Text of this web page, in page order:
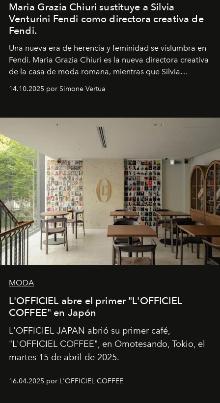
Maria Grazia Chiuri sustituye a Silvia
Venturini Fendi como directora creativa de
Fendi.
Una nueva era de herencia y feminidad se vislumbra en
Fendi. Maria Grazia Chiuri es la nueva directora creativa
de la casa de moda romana, mientras que Silvia
14.10.2025 por Simone Vertua
MODA
L'OFFICIEL abre el primer "L'OFFICIEL
COFFEE" en Japón
L'OFFICIEL JAPAN abrió su primer café,
"L'OFFICIEL COFFEE", en Omotesando, Tokio, el
martes 15 de abril de 2025.
16.04.2025 por L'OFFICIEL COFFEE